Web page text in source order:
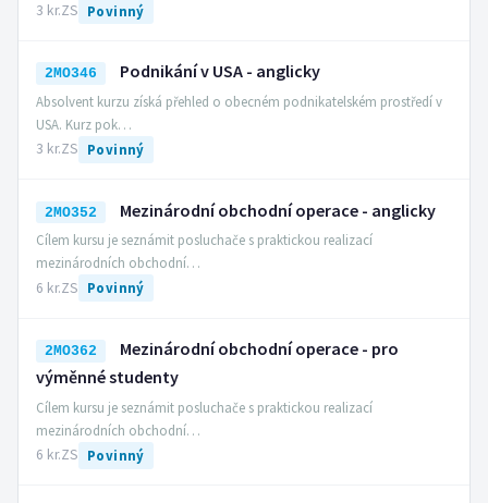
3 kr.ZS Povinný
2MO346 Podnikání v USA - anglicky
Absolvent kurzu získá přehled o obecném podnikatelském prostředí v
USA. Kurz pok…
3 kr.ZS Povinný
2MO352 Mezinárodní obchodní operace - anglicky
Cílem kursu je seznámit posluchače s praktickou realizací
mezinárodních obchodní…
6 kr.ZS Povinný
2MO362
Mezinárodní obchodní operace - pro
výměnné studenty
Cílem kursu je seznámit posluchače s praktickou realizací
mezinárodních obchodní…
6 kr.ZS Povinný